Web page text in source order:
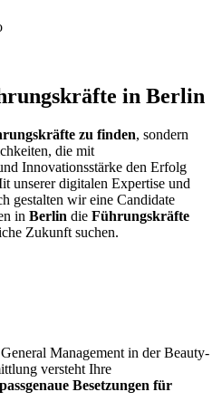
in Berlin
zu finden, sondern
die mit
Innovationsstärke den Erfolg
unserer digitalen Expertise und
gestalten wir eine Candidate
in Berlin die Führungskräfte
Zukunft suchen.
Management in der Beauty-
versteht Ihre
passgenaue Besetzungen für